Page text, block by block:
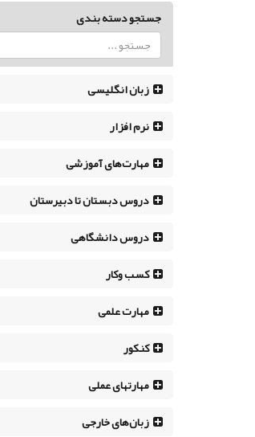
جستجو دسته بندی
زبان انگلیسی
نرم افزار
مهارت‌های آموزشی
دروس دبستان تا دبیرستان
دروس دانشگاهی
کسب وکار
مهارت علمی
کنکور
مهارتهای عملی
زبان‌های خارجی